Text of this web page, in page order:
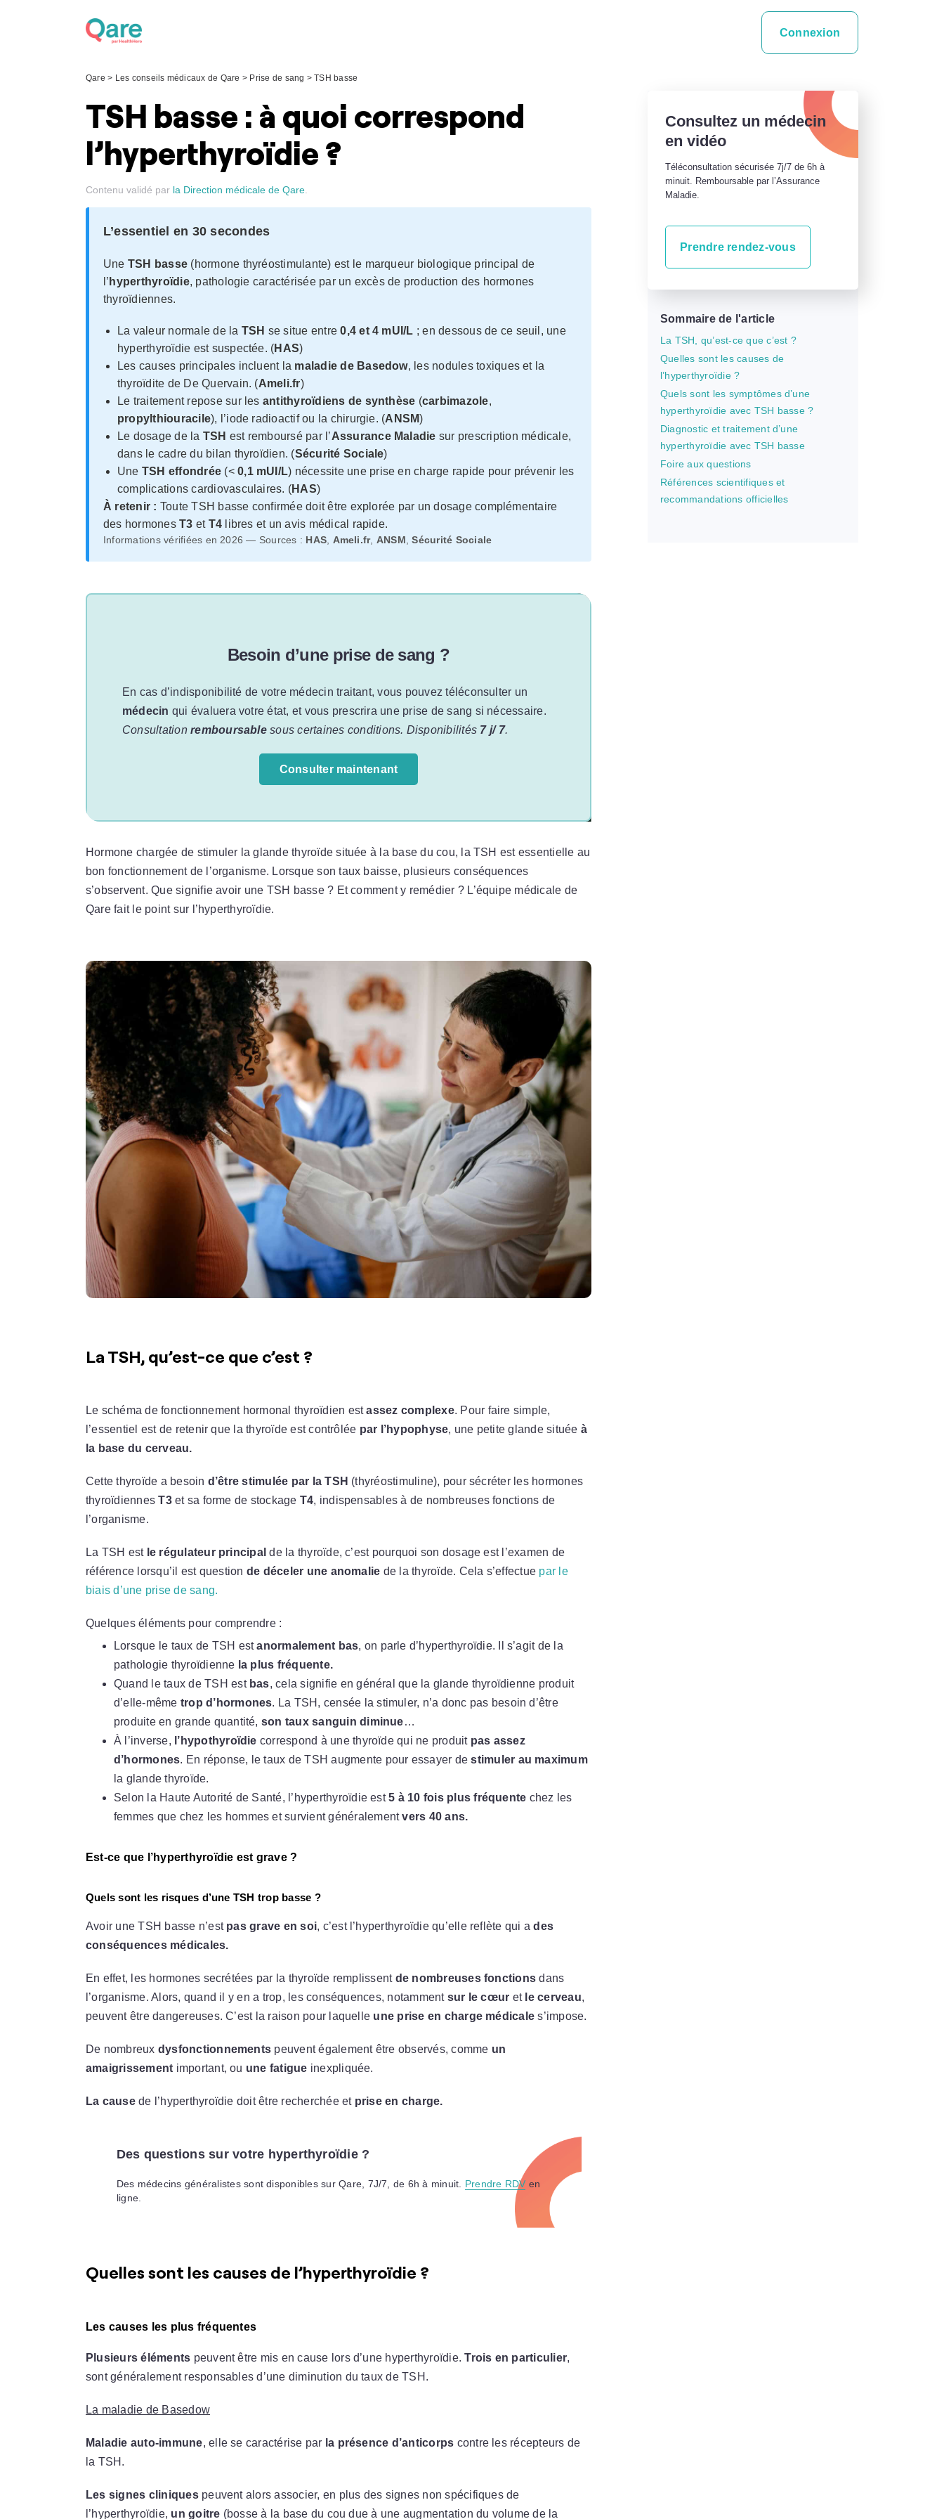
Connexion
Qare > Les conseils médicaux de Qare > Prise de sang >TSH basse
TSH basse : à quoi correspond
l’hyperthyroïdie ?
Contenu validé par la Direction médicale de Qare.
L’essentiel en 30 secondes
Une TSH basse (hormone thyréostimulante) est le marqueur biologique principal de
l’ hyperthyroïdie, pathologie caractérisée par un excès de production des hormones
thyroïdiennes.
La valeur normale de la TSH se situe entre0,4 et 4 mUI/L ; en dessous de ce seuil, une
hyperthyroïdie est suspectée. (HAS)
Les causes principales incluent la maladie de Basedow, les nodules toxiques et la
thyroïdite de De Quervain. (Ameli.fr)
Le traitement repose sur les antithyroïdiens de synthèse (carbimazole,
propylthiouracile), l’iode radioactif ou la chirurgie. (ANSM)
Le dosage de la TSH est remboursé par l’Assurance Maladie sur prescription médicale,
dans le cadre du bilan thyroïdien. (Sécurité Sociale)
Une TSH effondrée (<0,1 mUI/L) nécessite une prise en charge rapide pour prévenir les
complications cardiovasculaires. (HAS)
À retenir : Toute TSH basse confirmée doit être explorée par un dosage complémentaire
des hormonesT3 et T4 libres et un avis médical rapide.
Informations vérifiées en 2026 — Sources : HAS, Ameli.fr, ANSM ,Sécurité Sociale
Besoin d’une prise de sang ?
En cas d’indisponibilité de votre médecin traitant, vous pouvez téléconsulter un
médecin qui évaluera votre état, et vous prescrira une prise de sang si nécessaire.
Consultationremboursablesous certaines conditions. Disponibilités 7 j/ 7.
Consulter maintenant
Hormone chargée de stimuler la glande thyroïde située à la base du cou, la TSH est essentielle au
bon fonctionnement de l’organisme. Lorsque son taux baisse, plusieurs conséquences
s’observent. Que signifie avoir une TSH basse ? Et comment y remédier ? L’équipe médicale de
Qare fait le point sur l’hyperthyroïdie.
La TSH, qu’est-ce que c’est ?
Le schéma de fonctionnement hormonal thyroïdien estassez complexe. Pour faire simple,
l’essentiel est de retenir que la thyroïde est contrôlée par l’hypophyse, une petite glande située à
la base du cerveau.
Cette thyroïde a besoin d’être stimulée par la TSH (thyréostimuline), pour sécréter les hormones
thyroïdiennesT3et sa forme de stockage T4, indispensables à de nombreuses fonctions de
l’organisme.
La TSH est le régulateur principal de la thyroïde, c’est pourquoi son dosage est l’examen de
référence lorsqu’il est question de déceler une anomalie de la thyroïde. Cela s’effectue par le
biais d’une prise de sang.
Quelques éléments pour comprendre :
Lorsque le taux de TSH estanormalement bas, on parle d’hyperthyroïdie. Il s’agit de la
pathologie thyroïdienne la plus fréquente.
Quand le taux de TSH est bas, cela signifie en général que la glande thyroïdienne produit
d’elle-même trop d’hormones. La TSH, censée la stimuler, n’a donc pas besoin d’être
produite en grande quantité, son taux sanguin diminue…
À l’inverse, l’hypothyroïdie correspond à une thyroïde qui ne produitpas assez
d’hormones. En réponse, le taux de TSH augmente pour essayer destimuler au maximum
la glande thyroïde.
Selon la Haute Autorité de Santé, l’hyperthyroïdie est5 à 10 fois plus fréquente chez les
femmes que chez les hommes et survient généralementvers 40 ans.
Est-ce que l’hyperthyroïdie est grave ?
Quels sont les risques d’une TSH trop basse ?
Avoir une TSH basse n’estpas grave en soi, c’est l’hyperthyroïdie qu’elle reflète qui ades
conséquences médicales.
En effet, les hormones secrétées par la thyroïde remplissent de nombreuses fonctions dans
l’organisme. Alors, quand il y en a trop, les conséquences, notamment sur le cœur et le cerveau,
peuvent être dangereuses. C’est la raison pour laquelle une prise en charge médicale s’impose.
De nombreux dysfonctionnements peuvent également être observés, comme un
amaigrissement important, ou une fatigue inexpliquée.
La causede l’hyperthyroïdie doit être recherchée et prise en charge.
Des questions sur votre hyperthyroïdie ?
Des médecins généralistes sont disponibles sur Qare, 7J/7, de 6h à minuit. Prendre RDV en
ligne.
Quelles sont les causes de l’hyperthyroïdie ?
Les causes les plus fréquentes
Plusieurs éléments peuvent être mis en cause lors d’une hyperthyroïdie.Trois en particulier,
sont généralement responsables d’une diminution du taux de TSH.
La maladie de Basedow
Maladie auto-immune, elle se caractérise par la présence d’anticorps contre les récepteurs de
la TSH.
Les signes cliniquespeuvent alors associer, en plus des signes non spécifiques de
l’hyperthyroïdie, un goitre (bosse à la base du cou due à une augmentation du volume de la
Consultez un médecin
en vidéo
Téléconsultation sécurisée 7j/7 de 6h à
minuit. Remboursable par l’Assurance
Maladie.
Prendre rendez-vous
Sommaire de l'article
La TSH, qu’est-ce que c’est ?
Quelles sont les causes de
l’hyperthyroïdie ?
Quels sont les symptômes d’une
hyperthyroïdie avec TSH basse ?
Diagnostic et traitement d’une
hyperthyroïdie avec TSH basse
Foire aux questions
Références scientifiques et
recommandations officielles